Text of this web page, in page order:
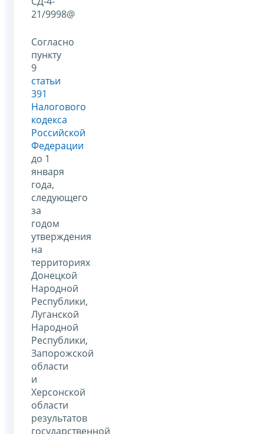
21/9998@
Согласно
пункту
9
статьи
391
Налогового
кодекса
Российской
Федерации
до 1
января
года,
следующего
за
годом
утверждения
на
территориях
Донецкой
Народной
Республики,
Луганской
Народной
Республики,
Запорожской
области
и
Херсонской
области
результатов
государственной